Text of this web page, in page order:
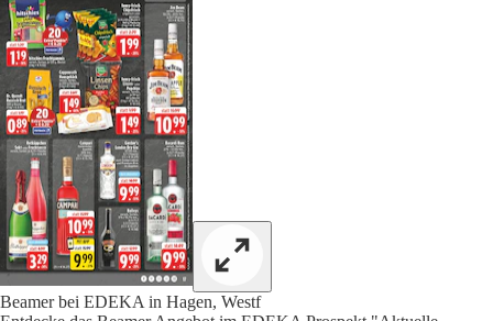
Beamer bei EDEKA in Hagen, Westf